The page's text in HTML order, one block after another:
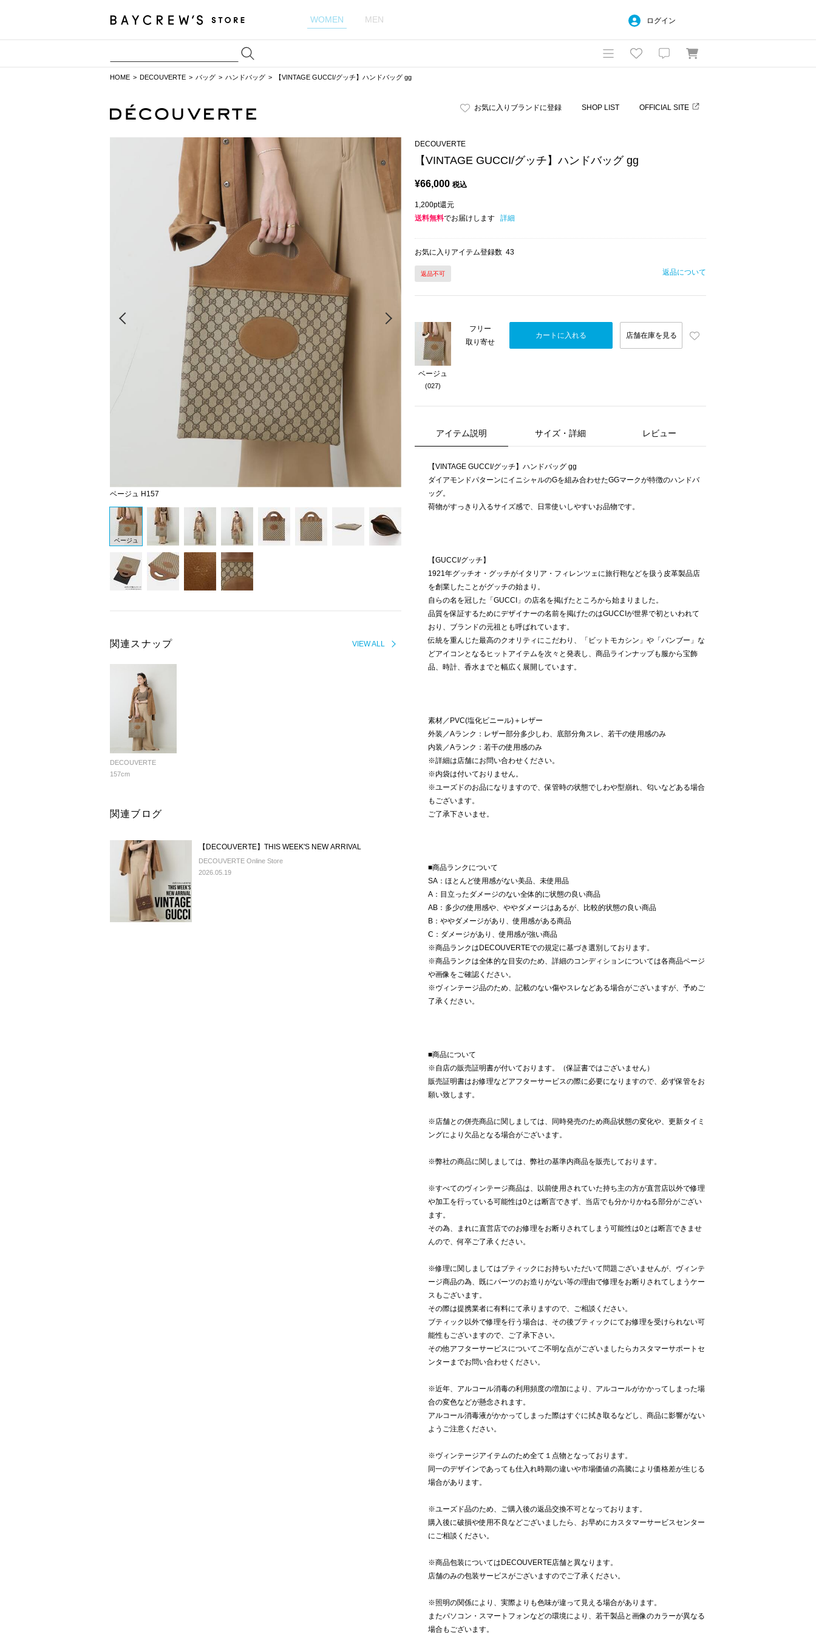
WOMEN MEN ログイン
HOME DECOUVERTE バッグ ハンドバッグ 【VINTAGE GUCCI/グッチ】ハンドバッグ gg
お気に入りブランドに登録 SHOP LIST OFFICIAL SITE
ベージュ H157
ベージュ
VIEW ALL
関連スナップ
DECOUVERTE
157cm
関連ブログ
【DECOUVERTE】THIS WEEK'S NEW ARRIVAL
DECOUVERTE Online Store
2026.05.19
DECOUVERTE
【VINTAGE GUCCI/グッチ】ハンドバッグ gg
¥66,000 税込
1,200pt還元
送料無料でお届けします 詳細
お気に入りアイテム登録数 43
返品不可 返品について
ベージュ
(027)
フリー
取り寄せ
カートに入れる 店舗在庫を見る
アイテム説明 サイズ・詳細 レビュー
【VINTAGE GUCCI/グッチ】ハンドバッグ gg
ダイアモンドパターンにイニシャルのGを組み合わせたGGマークが特徴のハンドバ
ッグ。
荷物がすっきり入るサイズ感で、日常使いしやすいお品物です。
【GUCCI/グッチ】
1921年グッチオ・グッチがイタリア・フィレンツェに旅行鞄などを扱う皮革製品店
を創業したことがグッチの始まり。
自らの名を冠した「GUCCI」の店名を掲げたところから始まりました。
品質を保証するためにデザイナーの名前を掲げたのはGUCCIが世界で初といわれて
おり、ブランドの元祖とも呼ばれています。
伝統を重んじた最高のクオリティにこだわり、「ビットモカシン」や「バンブー」な
どアイコンとなるヒットアイテムを次々と発表し、商品ラインナップも服から宝飾
品、時計、香水までと幅広く展開しています。
素材／PVC(塩化ビニール)＋レザー
外装／Aランク：レザー部分多少しわ、底部分角スレ、若干の使用感のみ
内装／Aランク：若干の使用感のみ
※詳細は店舗にお問い合わせください。
※内袋は付いておりません。
※ユーズドのお品になりますので、保管時の状態でしわや型崩れ、匂いなどある場合
もございます。
ご了承下さいませ。
■商品ランクについて
SA：ほとんど使用感がない美品、未使用品
A：目立ったダメージのない全体的に状態の良い商品
AB：多少の使用感や、ややダメージはあるが、比較的状態の良い商品
B：ややダメージがあり、使用感がある商品
C：ダメージがあり、使用感が強い商品
※商品ランクはDECOUVERTEでの規定に基づき選別しております。
※商品ランクは全体的な目安のため、詳細のコンディションについては各商品ページ
や画像をご確認ください。
※ヴィンテージ品のため、記載のない傷やスレなどある場合がございますが、予めご
了承ください。
■商品について
※自店の販売証明書が付いております。（保証書ではございません）
販売証明書はお修理などアフターサービスの際に必要になりますので、必ず保管をお
願い致します。
※店舗との併売商品に関しましては、同時発売のため商品状態の変化や、更新タイミ
ングにより欠品となる場合がございます。
※弊社の商品に関しましては、弊社の基準内商品を販売しております。
※すべてのヴィンテージ商品は、以前使用されていた持ち主の方が直営店以外で修理
や加工を行っている可能性は0とは断言できず、当店でも分かりかねる部分がござい
ます。
その為、まれに直営店でのお修理をお断りされてしまう可能性は0とは断言できませ
んので、何卒ご了承ください。
※修理に関しましてはブティックにお持ちいただいて問題ございませんが、ヴィンテ
ージ商品の為、既にパーツのお造りがない等の理由で修理をお断りされてしまうケー
スもございます。
その際は提携業者に有料にて承りますので、ご相談ください。
ブティック以外で修理を行う場合は、その後ブティックにてお修理を受けられない可
能性もございますので、ご了承下さい。
その他アフターサービスについてご不明な点がございましたらカスタマーサポートセ
ンターまでお問い合わせください。
※近年、アルコール消毒の利用頻度の増加により、アルコールがかかってしまった場
合の変色などが懸念されます。
アルコール消毒液がかかってしまった際はすぐに拭き取るなどし、商品に影響がない
ようご注意ください。
※ヴィンテージアイテムのため全て１点物となっております。
同一のデザインであっても仕入れ時期の違いや市場価値の高騰により価格差が生じる
場合があります。
※ユーズド品のため、ご購入後の返品交換不可となっております。
購入後に破損や使用不良などございましたら、お早めにカスタマーサービスセンター
にご相談ください。
※商品包装についてはDECOUVERTE店舗と異なります。
店舗のみの包装サービスがございますのでご了承ください。
※照明の関係により、実際よりも色味が違って見える場合があります。
またパソコン・スマートフォンなどの環境により、若干製品と画像のカラーが異なる
場合もございます。